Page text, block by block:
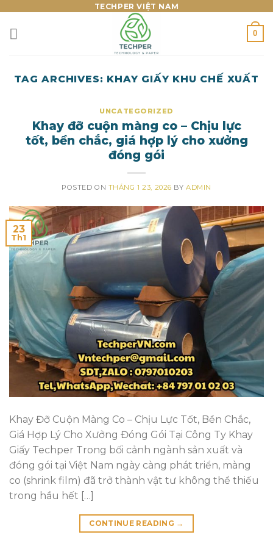
content
TECHPER VIỆT NAM
0
TAG ARCHIVES: KHAY GIẤY KHU CHẾ XUẤT
UNCATEGORIZED
Khay đỡ cuộn màng co – Chịu lực
tốt, bền chắc, giá hợp lý cho xưởng
đóng gói
POSTED ON THÁNG 1 23, 2026 BY ADMIN
23
Th1
Khay Đỡ Cuộn Màng Co – Chịu Lực Tốt, Bền Chắc,
Giá Hợp Lý Cho Xưởng Đóng Gói Tại Công Ty Khay
Giấy Techper Trong bối cảnh ngành sản xuất và
đóng gói tại Việt Nam ngày càng phát triển, màng
co (shrink film) đã trở thành vật tư không thể thiếu
trong hầu hết […]
CONTINUE READING →